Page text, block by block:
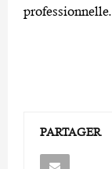
professionnelle.
PARTAGER